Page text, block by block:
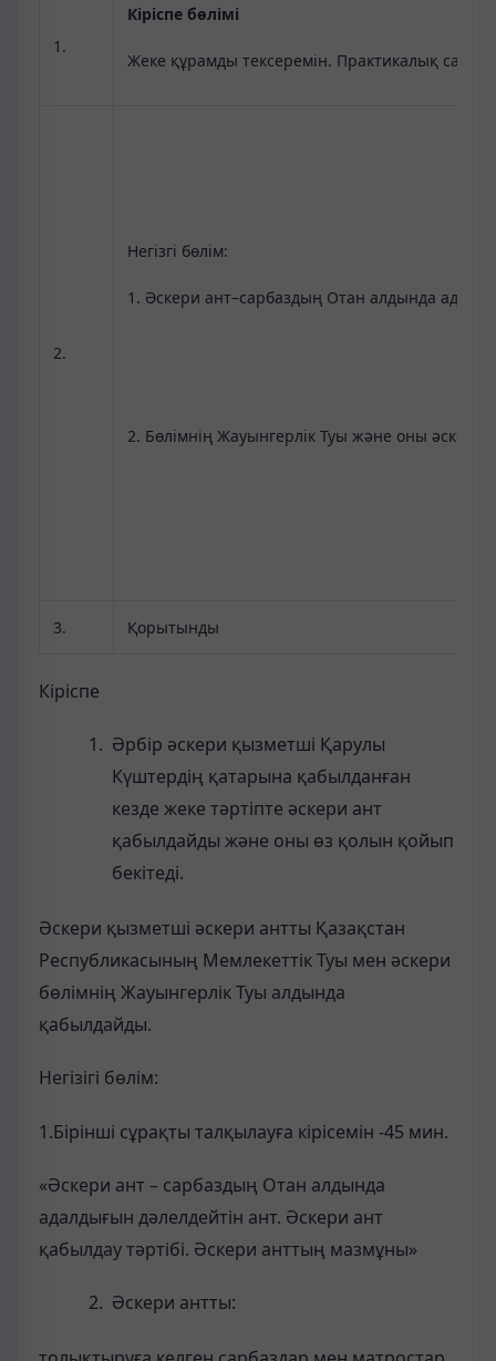
1.
Кіріспе бөлімі
Жеке құрамды тексеремін. Практикалық
2.
Негізгі бөлім:
1. Әскери ант–сарбаздың Отан алдында
2. Бөлімнің Жауынгерлік Туы және оны әскери
3. Қорытынды
Кіріспе
Әрбір әскери қызметші Қарулы
Күштердің қатарына қабылданған
кезде жеке тәртіпте әскери ант
қабылдайды және оны өз қолын қойып
бекітеді.
Әскери қызметші әскери антты Қазақстан
Республикасының Мемлекеттік Туы мен әскери
бөлімнің Жауынгерлік Туы алдында
қабылдайды.
Негізігі бөлім:
1.Бірінші сұрақты талқылауға кірісемін -45 мин.
«Әскери ант – сарбаздың Отан алдында
адалдығын дәлелдейтін ант. Әскери ант
қабылдау тәртібі. Әскери анттың мазмұны»
Әскери антты: